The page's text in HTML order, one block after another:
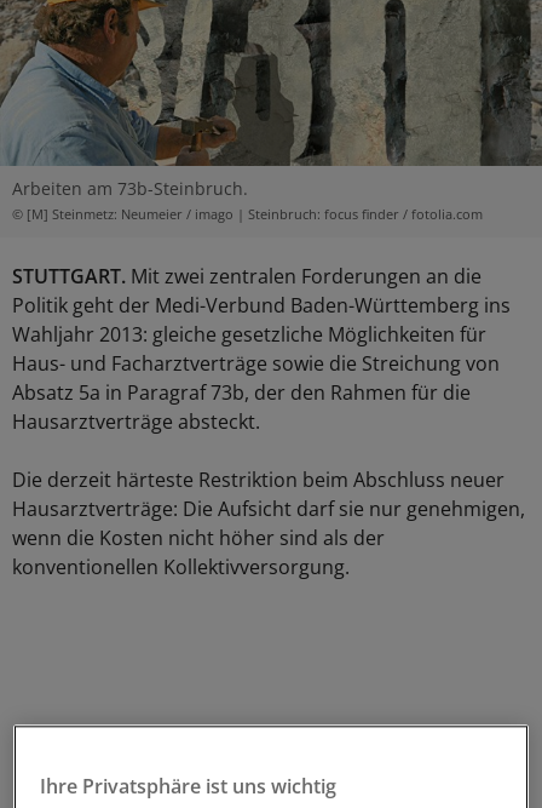
Arbeiten am 73b-Steinbruch.
© [M] Steinmetz: Neumeier / imago | Steinbruch: focus finder / fotolia.com
STUTTGART. Mit zwei zentralen Forderungen an die
Politik geht der Medi-Verbund Baden-Württemberg ins
Wahljahr 2013: gleiche gesetzliche Möglichkeiten für
Haus- und Facharztverträge sowie die Streichung von
Absatz 5a in Paragraf 73b, der den Rahmen für die
Hausarztverträge absteckt.
Die derzeit härteste Restriktion beim Abschluss neuer
Hausarztverträge: Die Aufsicht darf sie nur genehmigen,
wenn die Kosten nicht höher sind als der
konventionellen Kollektivversorgung.
Ihre Privatsphäre ist uns wichtig